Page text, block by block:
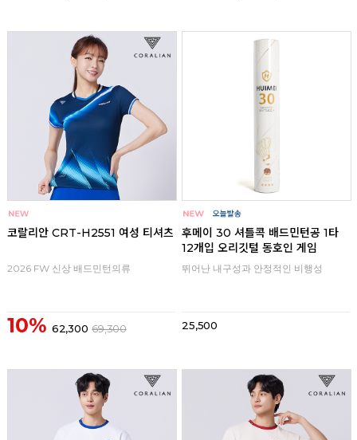
코랄리안 CRT-H2551 여성 티셔츠
2026 FW 신상 배드민턴의류
10% 62,300 69,300
후메이 30 셔틀콕 배드민턴공 1타
12개입 오리깃털 동호인 게임
뛰어난 내구성과 안정적인 비행성
25,500